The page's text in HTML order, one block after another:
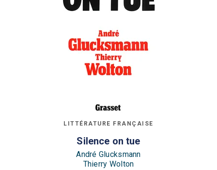
LITTÉRATURE FRANÇAISE
Silence on tue
André Glucksmann
Thierry Wolton